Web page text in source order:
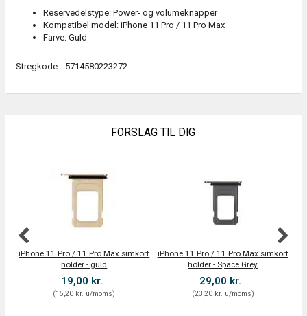
Reservedelstype: Power- og volumeknapper
Kompatibel model: iPhone 11 Pro / 11 Pro Max
Farve: Guld
Stregkode: 5714580223272
FORSLAG TIL DIG
iPhone 11 Pro / 11 Pro Max simkort
holder - guld
19,00 kr.
(15,20 kr. u/moms)
iPhone 11 Pro / 11 Pro Max simkort
holder - Space Grey
29,00 kr.
(23,20 kr. u/moms)